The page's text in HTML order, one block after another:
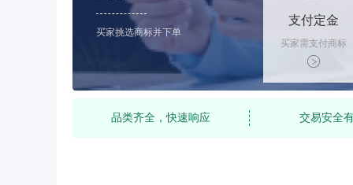
买家挑选商标并下单
支付定金
买家需支付商标
标价的10%的购
买订金
品类齐全，快速响应 交易安全